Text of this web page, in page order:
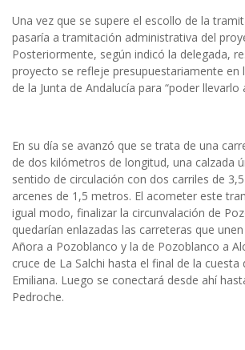
Una vez que se supere el escollo de la
pasaría a tramitación administrativa del
Posteriormente, según indicó la delegada,
proyecto se refleje presupuestariamente en
de la Junta de Andalucía para “poder llevarlo
En su día se avanzó que se trata de una
de dos kilómetros de longitud, una calzada
sentido de circulación con dos carriles de
arcenes de 1,5 metros. El acometer este
igual modo, finalizar la circunvalación de
quedarían enlazadas las carreteras que
Añora a Pozoblanco y la de Pozoblanco a
cruce de La Salchi hasta el final de la cuesta
Emiliana. Luego se conectará desde ahí
Pedroche.